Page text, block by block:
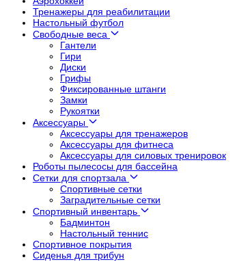
Тренажеры для реабилитации
Настольный футбол
Свободные веса
Гантели
Гири
Диски
Грифы
Фиксированные штанги
Замки
Рукоятки
Аксессуары
Аксессуары для тренажеров
Аксессуары для фитнеса
Аксессуары для силовых тренировок
Роботы пылесосы для бассейна
Сетки для спортзала
Спортивные сетки
Заградительные сетки
Спортивный инвентарь
Бадминтон
Настольный теннис
Спортивное покрытия
Сиденья для трибун